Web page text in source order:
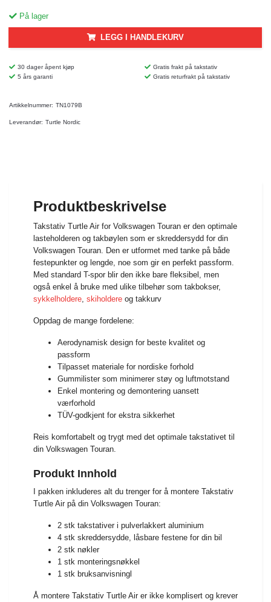
På lager
LEGG I HANDLEKURV
30 dager åpent kjøp
Gratis frakt på takstativ
5 års garanti
Gratis returfrakt på takstativ
Artikkelnummer: TN1079B
Leverandør: Turtle Nordic
Produktbeskrivelse
Takstativ Turtle Air for Volkswagen Touran er den optimale
lasteholderen og takbøylen som er skreddersydd for din
Volkswagen Touran. Den er utformet med tanke på både
festepunkter og lengde, noe som gir en perfekt passform.
Med standard T-spor blir den ikke bare fleksibel, men
også enkel å bruke med ulike tilbehør som takbokser,
sykkelholdere skiholdere og takkurv
Oppdag de mange fordelene:
Aerodynamisk design for beste kvalitet og
passform
Tilpasset materiale for nordiske forhold
Gummilister som minimerer støy og luftmotstand
Enkel montering og demontering uansett
værforhold
TÜV-godkjent for ekstra sikkerhet
Reis komfortabelt og trygt med det optimale takstativet til
din Volkswagen Touran.
Produkt Innhold
I pakken inkluderes alt du trenger for å montere Takstativ
Turtle Air på din Volkswagen Touran:
2 stk takstativer i pulverlakkert aluminium
4 stk skreddersydde, låsbare festene for din bil
2 stk nøkler
1 stk monteringsnøkkel
1 stk bruksanvisningl
Å montere Takstativ Turtle Air er ikke komplisert og krever